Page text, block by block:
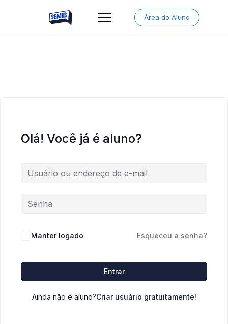
Área do Aluno
Olá! Você já é aluno?
Manter logado Esqueceu a senha?
Entrar
Ainda não é aluno?Criar usuário gratuitamente!